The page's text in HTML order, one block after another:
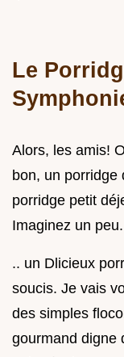
Le
Alors, les amis!
bon, un porridge
porridge petit
Imaginez un peu.
.. un Dlicieux
soucis. Je vais
des simples
gourmand digne